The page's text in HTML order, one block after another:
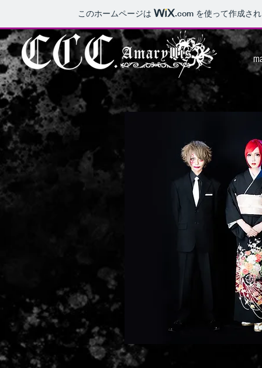
このホームページは .com を使って作成さ